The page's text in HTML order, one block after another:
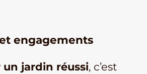
engagements
un jardin réussi, c’est